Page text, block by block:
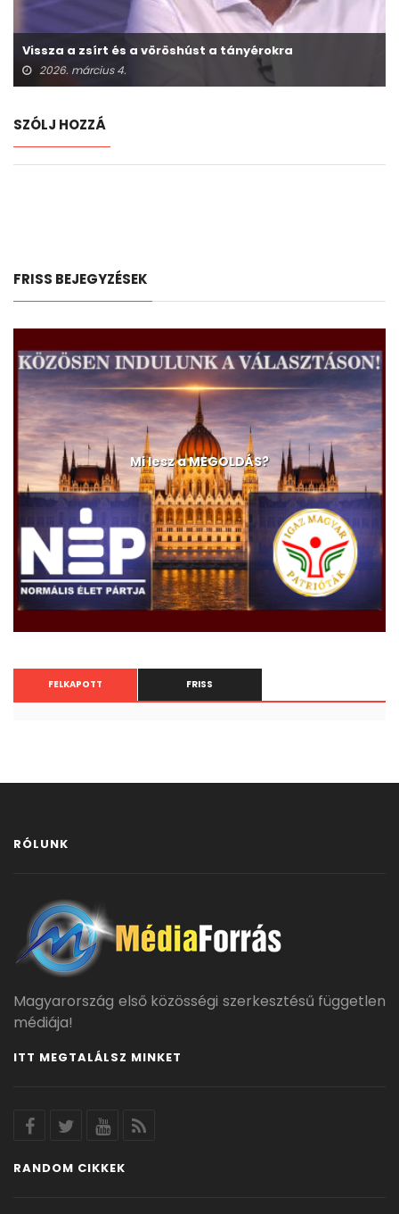
Vissza a zsírt és a vöröshúst a tányérokra
2026. március 4.
SZÓLJ HOZZÁ
FRISS BEJEGYZÉSEK
Mi lesz a MEGOLDÁS?
FELKAPOTT FRISS
RÓLUNK
Magyarország első közösségi szerkesztésű független
médiája!
ITT MEGTALÁLSZ MINKET
RANDOM CIKKEK